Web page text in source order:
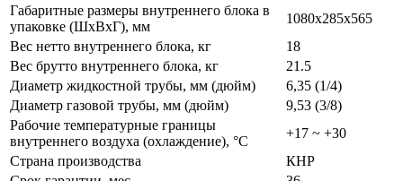
Габаритные размеры внутреннего блока в
упаковке (ШxВxГ), мм
1080x285x565
Вес нетто внутреннего блока, кг
18
Вес брутто внутреннего блока, кг
21.5
Диаметр жидкостной трубы, мм (дюйм)
6,35 (1/4)
Диаметр газовой трубы, мм (дюйм)
9,53 (3/8)
Рабочие температурные границы
внутреннего воздуха (охлаждение), °C
+17 ~ +30
Страна производства
КНР